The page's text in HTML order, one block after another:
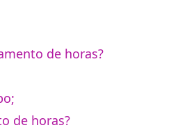
de horas?
de horas?